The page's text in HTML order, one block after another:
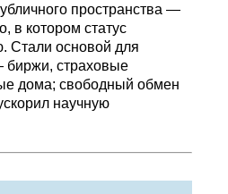
пространства —
в котором статус
Стали основой для
биржи, страховые
дома; свободный обмен
научную